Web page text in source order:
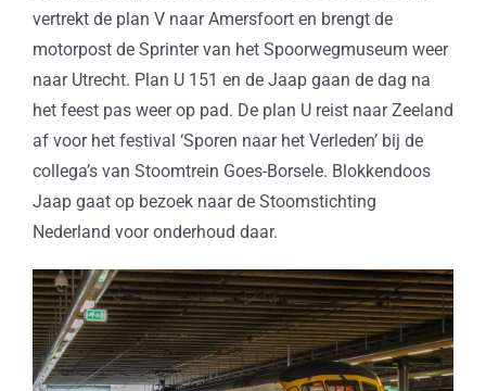
vertrekt de plan V naar Amersfoort en brengt de
motorpost de Sprinter van het Spoorwegmuseum weer
naar Utrecht. Plan U 151 en de Jaap gaan de dag na
het feest pas weer op pad. De plan U reist naar Zeeland
af voor het festival ‘Sporen naar het Verleden’ bij de
collega’s van Stoomtrein Goes-Borsele. Blokkendoos
Jaap gaat op bezoek naar de Stoomstichting
Nederland voor onderhoud daar.